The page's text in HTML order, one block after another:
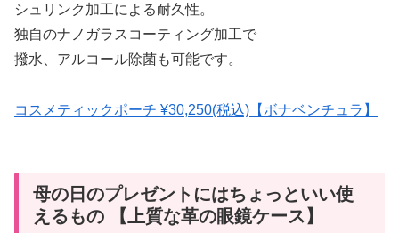
シュリンク加工による耐久性。
独自のナノガラスコーティング加工で
撥水、アルコール除菌も可能です。
コスメティックポーチ ¥30,250(税込)【ボナベンチュラ】
母の日のプレゼントにはちょっといい使
えるもの 【上質な革の眼鏡ケース】